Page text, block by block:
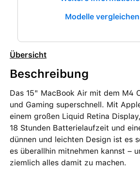
Modelle vergleichen
Übersicht
Beschreibung
Das 15" MacBook Air mit dem M4
und Gaming superschnell. Mit
einem großen Liquid Retina
18 Stunden Batterielaufzeit und
dünnen und leichten Design ist es
es überallhin mitnehmen kannst –
ziemlich alles damit zu machen.